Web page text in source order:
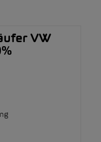
VW